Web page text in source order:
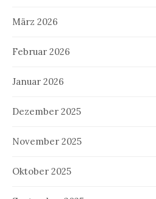
März 2026
Februar 2026
Januar 2026
Dezember 2025
November 2025
Oktober 2025